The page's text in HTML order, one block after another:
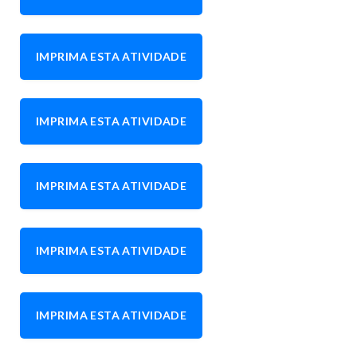
IMPRIMA ESTA ATIVIDADE
IMPRIMA ESTA ATIVIDADE
IMPRIMA ESTA ATIVIDADE
IMPRIMA ESTA ATIVIDADE
IMPRIMA ESTA ATIVIDADE